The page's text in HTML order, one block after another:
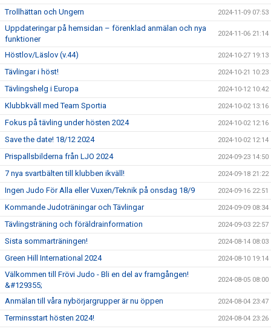
Trollhättan och Ungern 2024-11-09 07:53
Uppdateringar på hemsidan – förenklad anmälan och nya
funktioner
2024-11-06 21:14
Höstlov/Läslov (v.44) 2024-10-27 19:13
Tävlingar i höst! 2024-10-21 10:23
Tävlingshelg i Europa 2024-10-12 10:42
Klubbkväll med Team Sportia 2024-10-02 13:16
Fokus på tävling under hösten 2024 2024-10-02 12:16
Save the date! 18/12 2024 2024-10-02 12:14
Prispallsbilderna från LJO 2024 2024-09-23 14:50
7 nya svartbälten till klubben ikväll! 2024-09-18 21:22
Ingen Judo För Alla eller Vuxen/Teknik på onsdag 18/9 2024-09-16 22:51
Kommande Judoträningar och Tävlingar 2024-09-09 08:34
Tävlingsträning och föräldrainformation 2024-09-03 22:57
Sista sommarträningen! 2024-08-14 08:03
Green Hill International 2024 2024-08-10 19:14
Välkommen till Frövi Judo - Bli en del av framgången!
&#129355;
2024-08-05 08:00
Anmälan till våra nybörjargrupper är nu öppen 2024-08-04 23:47
Terminsstart hösten 2024! 2024-08-04 23:26